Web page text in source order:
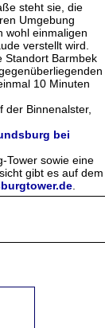
steht sie, die
Umgebung
wohl einmaligen
verstellt wird.
Standort Barmbek
10 Minuten
der Binnenalster,
bei
Tower sowie eine
gibt es auf dem